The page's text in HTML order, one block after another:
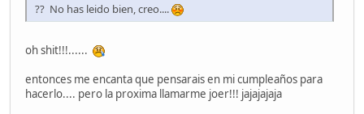
?? No has leido bien, creo....
oh shit!!!......
entonces me encanta que pensarais en mi cumpleaños para
hacerlo.... pero la proxima llamarme joer!!! jajajajaja